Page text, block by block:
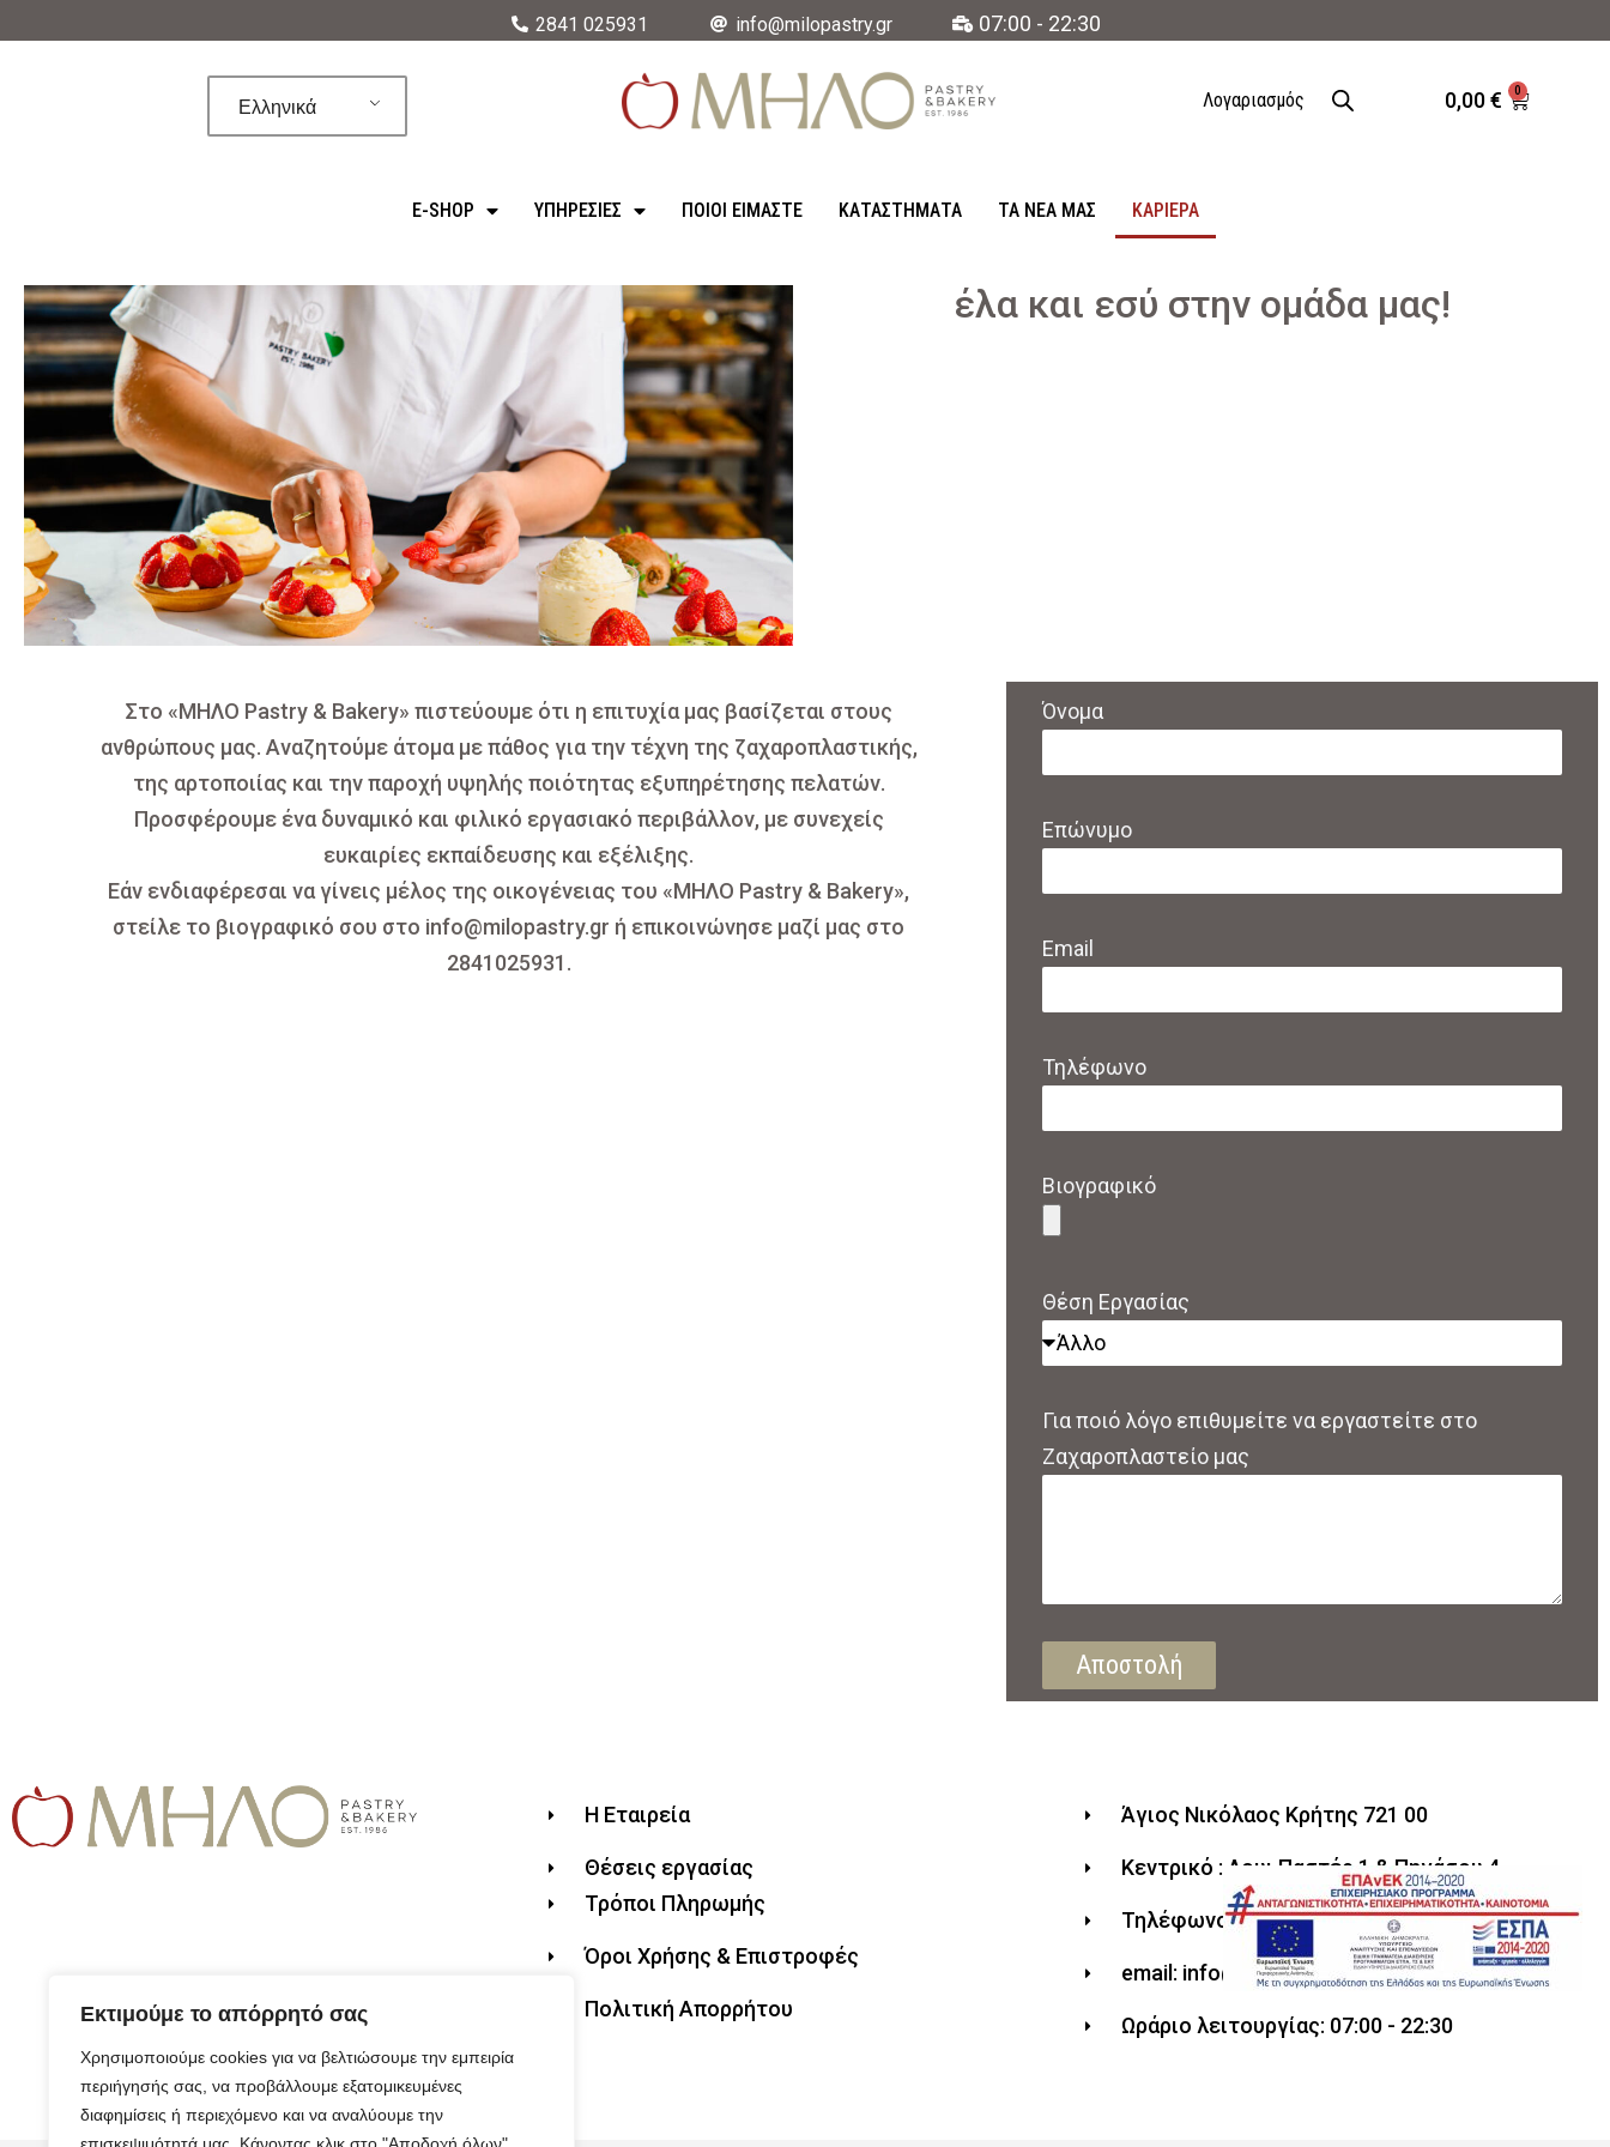
Εκτιμούμε το απόρρητό σας
Χρησιμοποιούμε cookies για να βελτιώσουμε την εμπειρία
περιήγησής σας, να προβάλλουμε εξατομικευμένες
διαφημίσεις ή περιεχόμενο και να αναλύουμε την
2841 025931 info@milopastry.gr 07:00 - 22:30
Ελληνικά Λογαριασμός 0,00€ 0
E-SHOP ΥΠΗΡΕΣΊΕΣ ΠΟΙΟΙ ΕΙΜΑΣΤΕ ΚΑΤΑΣΤΉΜΑΤΑ ΤΑ ΝΈΑ ΜΑΣ ΚΑΡΙΈΡΑ
έλα και εσύ στην ομάδα μας!
Στο «ΜΗΛΟ Pastry & Bakery» πιστεύουμε ότι η επιτυχία μας βασίζεται στους
ανθρώπους μας. Αναζητούμε άτομα με πάθος για την τέχνη της ζαχαροπλαστικής,
της αρτοποιίας και την παροχή υψηλής ποιότητας εξυπηρέτησης πελατών.
Προσφέρουμε ένα δυναμικό και φιλικό εργασιακό περιβάλλον, με συνεχείς
ευκαιρίες εκπαίδευσης και εξέλιξης.
Εάν ενδιαφέρεσαι να γίνεις μέλος της οικογένειας του «ΜΗΛΟ Pastry & Bakery»,
στείλε το βιογραφικό σου στο info@milopastry.gr ή επικοινώνησε μαζί μας στο
2841025931.
Όνομα
Επώνυμο
Email
Τηλέφωνο
Βιογραφικό
Θέση Εργασίας
Για ποιό λόγο επιθυμείτε να εργαστείτε στο
Ζαχαροπλαστείο μας
Αποστολή
Η Εταιρεία
Θέσεις εργασίας
Τρόποι Πληρωμής
Όροι Χρήσης & Επιστροφές
Πολιτική Απορρήτου
Άγιος Νικόλαος Κρήτης 721 00
Κεντρικό : Λουι Παστέρ 1 & Πηγάσου 4
Τηλέφωνο: 2841 025931
email: info@milopastry.gr
Ωράριο λειτουργίας: 07:00 - 22:30